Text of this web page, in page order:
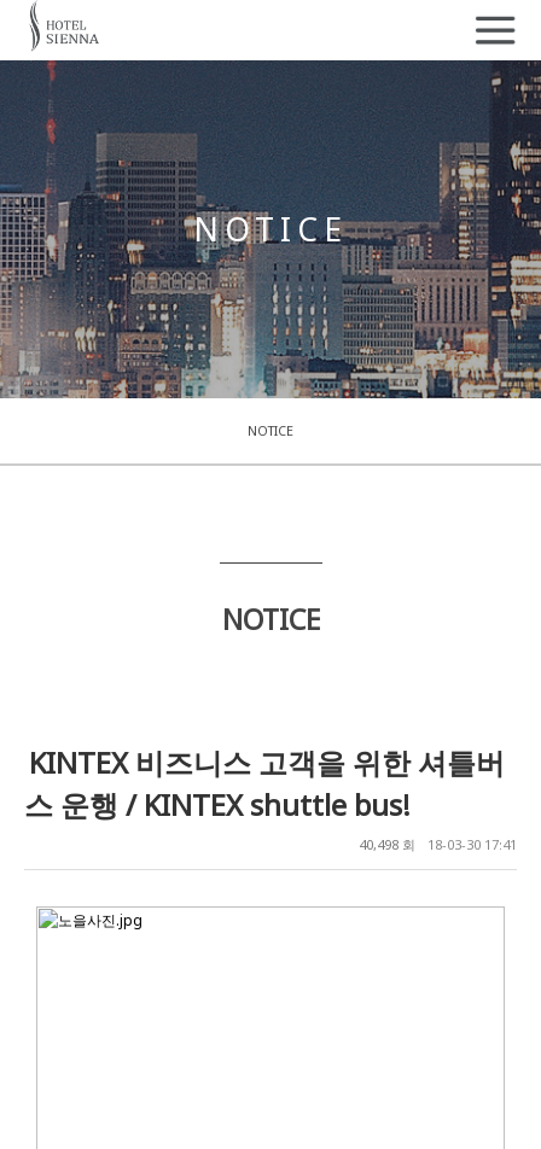
NOTICE
NOTICE
NOTICE
KINTEX 비즈니스 고객을 위한 셔틀버
스 운행 / KINTEX shuttle bus!
40,498 회 18-03-30 17:41